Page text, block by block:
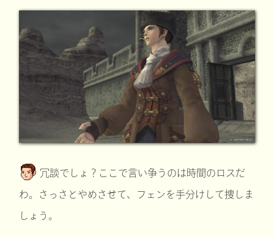
冗談でしょ？ここで言い争うのは時間のロスだ
わ。さっさとやめさせて、フェンを手分けして捜しま
しょう。